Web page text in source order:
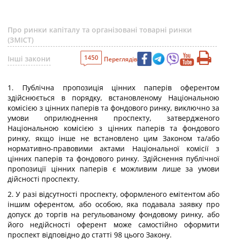
Про ринки капіталу та організовані товарні ринки
(ЗМІСТ)
Інші закони
1450 Переглядів
1. Публічна пропозиція цінних паперів оферентом
здійснюється в порядку, встановленому Національною
комісією з цінних паперів та фондового ринку, виключно за
умови оприлюднення проспекту, затвердженого
Національною комісією з цінних паперів та фондового
ринку, якщо інше не встановлено цим Законом та/або
нормативно-правовими актами Національної комісії з
цінних паперів та фондового ринку. Здійснення публічної
пропозиції цінних паперів є можливим лише за умови
дійсності проспекту.
2. У разі відсутності проспекту, оформленого емітентом або
іншим оферентом, або особою, яка подавала заявку про
допуск до торгів на регульованому фондовому ринку, або
його недійсності оферент може самостійно оформити
проспект відповідно до статті 98 цього Закону.